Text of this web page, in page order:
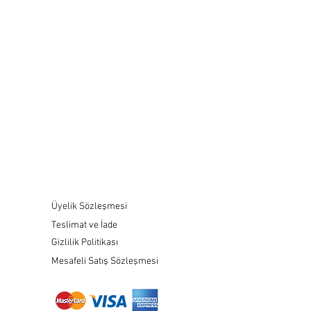
Üyelik Sözleşmesi
Teslimat ve İade
Gizlilik Politikası
Mesafeli Satış Sözleşmesi